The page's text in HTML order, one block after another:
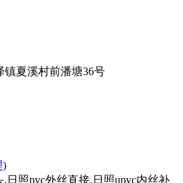
镇夏溪村前潘塘36号
)